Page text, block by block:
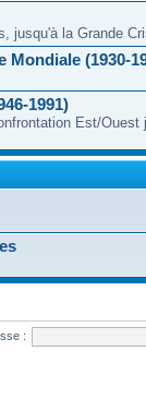
jusqu'à la Grande
Mondiale (1930-
1991)
Est/Ouest
: